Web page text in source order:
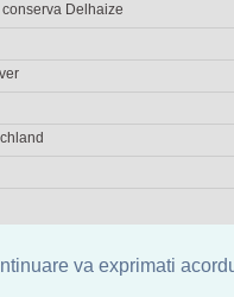
va exprimati
Delhaize
Cautare avansata de alimente |